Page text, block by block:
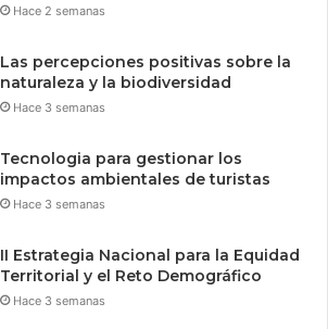
Hace 2 semanas
Las percepciones positivas sobre la
naturaleza y la biodiversidad
Hace 3 semanas
Tecnologia para gestionar los
impactos ambientales de turistas
Hace 3 semanas
II Estrategia Nacional para la Equidad
Territorial y el Reto Demográfico
Hace 3 semanas